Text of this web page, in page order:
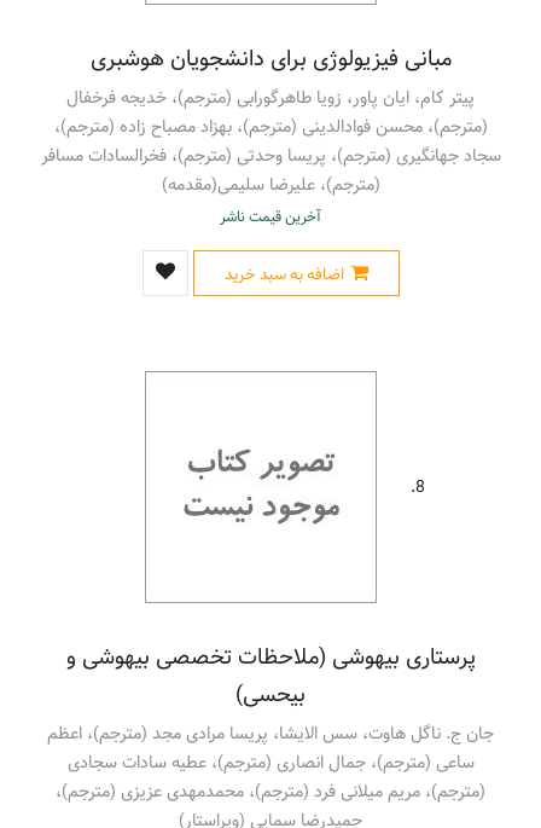
مبانی فیزیولوژی برای دانشجویان هوشبری
پیتر کام، ایان پاور، زویا طاهرگورابی (مترجم)، خدیجه فرخفال
(مترجم)، محسن فوادالدینی (مترجم)، بهزاد مصباح زاده (مترجم)،
سجاد جهانگیری (مترجم)، پریسا وحدتی (مترجم)، فخرالسادات مسافر
(مترجم)، علیرضا سلیمی(مقدمه)
آخرین قیمت ناشر
اضافه به سبد خرید
8.
پرستاری بیهوشی (ملاحظات تخصصی بیهوشی و
بیحسی)
جان ج. ناگل هاوت، سس الایشا، پریسا مرادی مجد (مترجم)، اعظم
ساعی (مترجم)، جمال انصاری (مترجم)، عطیه سادات سجادی
(مترجم)، مریم میلانی فرد (مترجم)، محمدمهدی عزیزی (مترجم)،
حمیدرضا سمایی (ویراستار)